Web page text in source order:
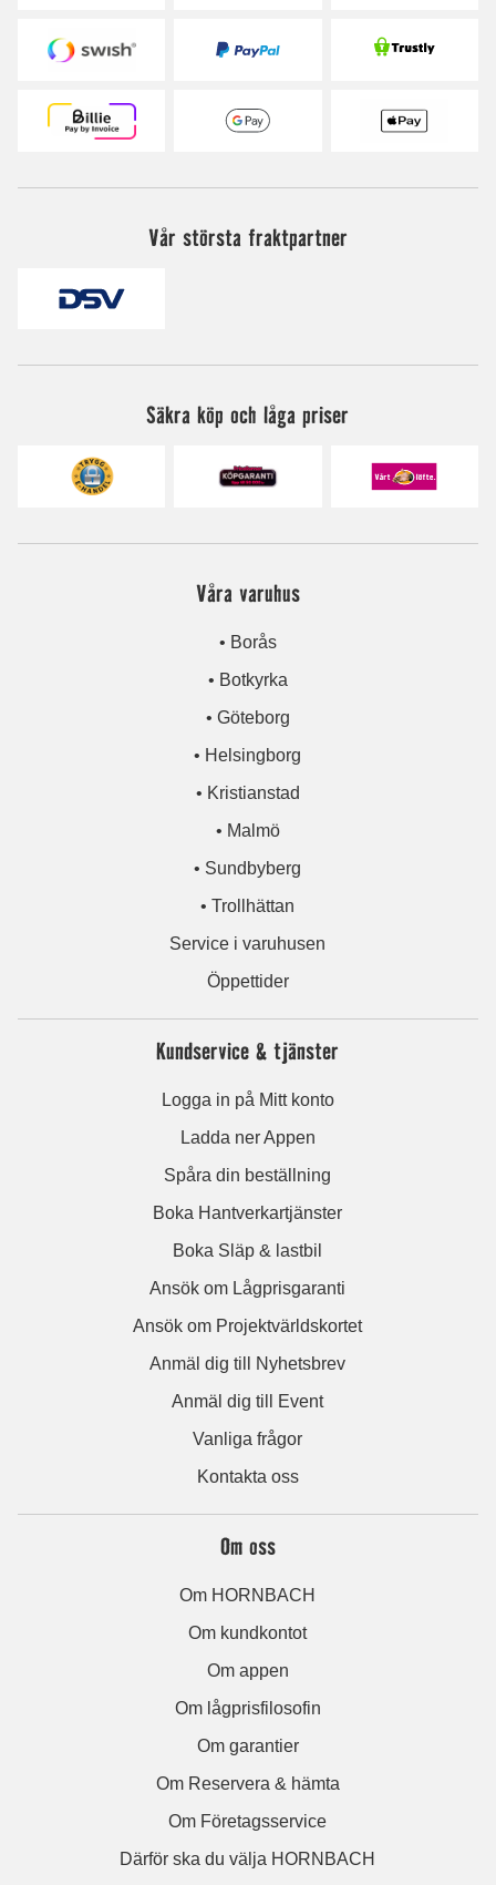
Vår största fraktpartner
Säkra köp och låga priser
Våra varuhus
• Borås
• Botkyrka
• Göteborg
• Helsingborg
• Kristianstad
• Malmö
• Sundbyberg
• Trollhättan
Service i varuhusen
Öppettider
Kundservice & tjänster
Logga in på Mitt konto
Ladda ner Appen
Spåra din beställning
Boka Hantverkartjänster
Boka Släp & lastbil
Ansök om Lågprisgaranti
Ansök om Projektvärldskortet
Anmäl dig till Nyhetsbrev
Anmäl dig till Event
Vanliga frågor
Kontakta oss
Om oss
Om HORNBACH
Om kundkontot
Om appen
Om lågprisfilosofin
Om garantier
Om Reservera & hämta
Om Företagsservice
Därför ska du välja HORNBACH